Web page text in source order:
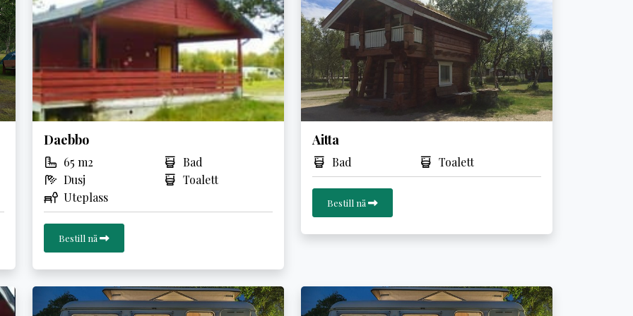
Daebbo
65 m2
Bad
Dusj
Toalett
Uteplass
Bestill nå
Aitta
Bad Toalett
Bestill nå